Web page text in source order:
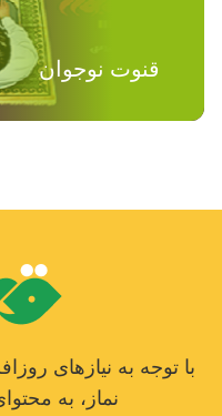
قنوت نوجوان
با توجه به نیازهای
نماز، به